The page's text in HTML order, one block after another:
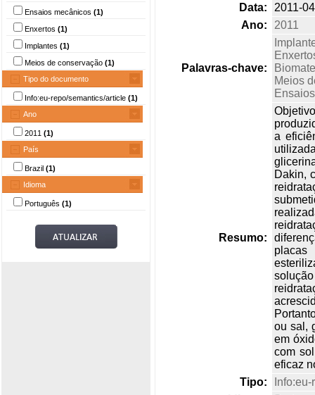
Ensaios mecânicos (1)
Enxertos (1)
Implantes (1)
Meios de conservação (1)
Tipo do documento
Info:eu-repo/semantics/article (1)
Ano
2011 (1)
País
Brazil (1)
Idioma
Português (1)
Data:
2011-
Ano:
2011
Palavras-chave:
Meios
Resumo:
a
Dakin,
placas
ou sal,
em
com
eficaz
Tipo: